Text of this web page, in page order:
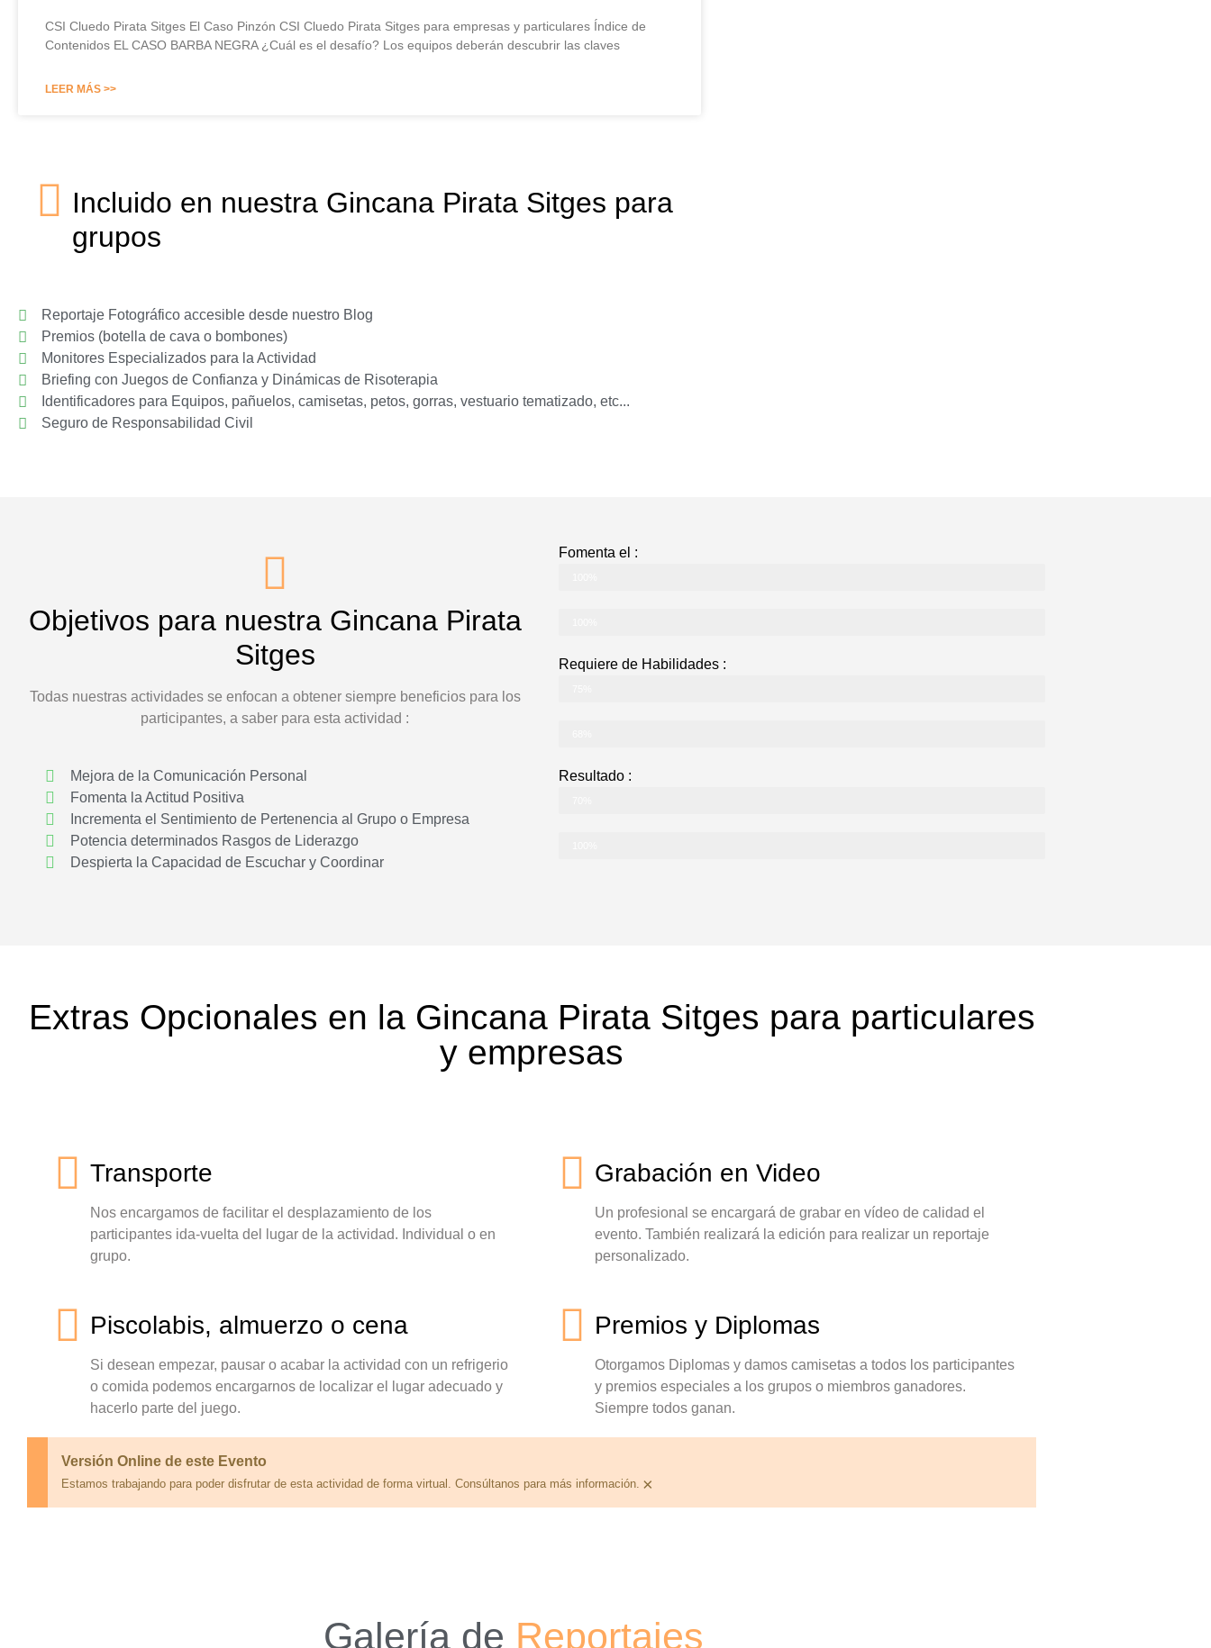
CSI Cluedo Pirata Sitges El Caso Pinzón CSI Cluedo Pirata Sitges para empresas y particulares Índice de
Contenidos EL CASO BARBA NEGRA ¿Cuál es el desafío? Los equipos deberán descubrir las claves
LEER MÁS >>
Incluido en nuestra Gincana Pirata Sitges para
grupos
Reportaje Fotográfico accesible desde nuestro Blog
Premios (botella de cava o bombones)
Monitores Especializados para la Actividad
Briefing con Juegos de Confianza y Dinámicas de Risoterapia
Identificadores para Equipos, pañuelos, camisetas, petos, gorras, vestuario tematizado, etc...
Seguro de Responsabilidad Civil
Objetivos para nuestra Gincana Pirata
Sitges
Todas nuestras actividades se enfocan a obtener siempre beneficios para los
participantes, a saber para esta actividad :
Mejora de la Comunicación Personal
Fomenta la Actitud Positiva
Incrementa el Sentimiento de Pertenencia al Grupo o Empresa
Potencia determinados Rasgos de Liderazgo
Despierta la Capacidad de Escuchar y Coordinar
Fomenta el :
Requiere de Habilidades :
Resultado :
Extras Opcionales en la Gincana Pirata Sitges para particulares
y empresas
Transporte
Nos encargamos de facilitar el desplazamiento de los
participantes ida-vuelta del lugar de la actividad. Individual o en
grupo.
Grabación en Video
Un profesional se encargará de grabar en vídeo de calidad el
evento. También realizará la edición para realizar un reportaje
personalizado.
Piscolabis, almuerzo o cena
Si desean empezar, pausar o acabar la actividad con un refrigerio
o comida podemos encargarnos de localizar el lugar adecuado y
hacerlo parte del juego.
Premios y Diplomas
Otorgamos Diplomas y damos camisetas a todos los participantes
y premios especiales a los grupos o miembros ganadores.
Siempre todos ganan.
Versión Online de este Evento
Estamos trabajando para poder disfrutar de esta actividad de forma virtual. Consúltanos para más información. ×
Galería de Reportajes